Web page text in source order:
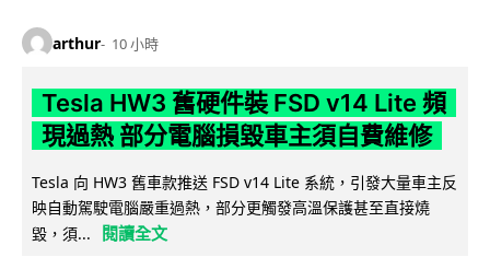
arthur 10 小時
Tesla HW3 舊硬件裝 FSD v14 Lite 頻
現過熱 部分電腦損毀車主須自費維修
Tesla 向 HW3 舊車款推送 FSD v14 Lite 系統，引發大量車主反
映自動駕駛電腦嚴重過熱，部分更觸發高溫保護甚至直接燒
毀，須...
閱讀全文